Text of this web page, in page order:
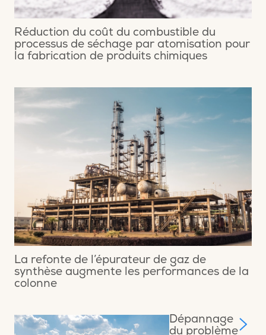
Réduction du coût du combustible du
processus de séchage par atomisation pour
la fabrication de produits chimiques
La refonte de l’épurateur de gaz de
synthèse augmente les performances de la
colonne
Dépannage
du problème